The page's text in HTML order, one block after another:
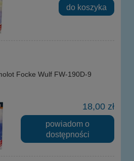
do koszyka
Focke Wulf FW-190D-9
18,00 zł
powiadom o
dostępności